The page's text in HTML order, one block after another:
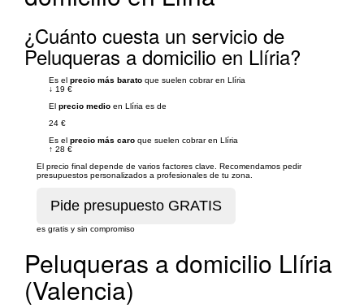
¿Cuánto cuesta un servicio de
Peluqueras a domicilio en Llíria?
Es el precio más barato que suelen cobrar en Llíria
↓ 19 €
El precio medio en Llíria es de
24 €
Es el precio más caro que suelen cobrar en Llíria
↑ 28 €
El precio final depende de varios factores clave. Recomendamos pedir
presupuestos personalizados a profesionales de tu zona.
es gratis y sin compromiso
Peluqueras a domicilio Llíria
(Valencia)